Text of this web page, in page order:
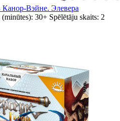
Канор-Вэйне. Элевера
(minūtes): 30+ Spēlētāju skaits: 2